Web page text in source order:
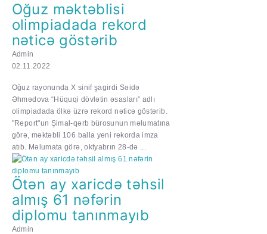
Oğuz məktəblisi
olimpiadada rekord
nəticə göstərib
Admin
02.11.2022
Oğuz rayonunda X sinif şagirdi Səidə
Əhmədova “Hüquqi dövlətin əsasları” adlı
olimpiadada ölkə üzrə rekord nəticə göstərib.
"Report"un Şimal-qərb bürosunun məlumatına
görə, məktəbli 106 balla yeni rekorda imza
atıb. Məlumata görə, oktyabrın 28-də ...
Ötən ay xaricdə təhsil
almış 61 nəfərin
diplomu tanınmayıb
Admin